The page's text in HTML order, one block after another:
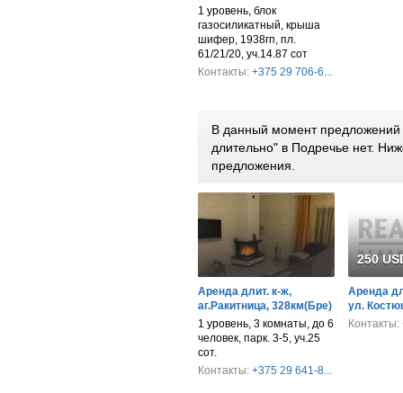
1 уровень, блок
газосиликатный, крыша
шифер, 1938гп, пл.
61/21/20, уч.14.87 сот
Контакты: +375 29 706-6...
В данный момент
длительно" в Подречье нет.
предложения.
Аренда длит. к-ж,
аг.Ракитница, 328км(Бре)
1 уровень, 3 комнаты, до 6
человек, парк. 3-5, уч.25
сот.
Контакты: +375 29 641-8...
250
Аренда
ул.
Контакты: